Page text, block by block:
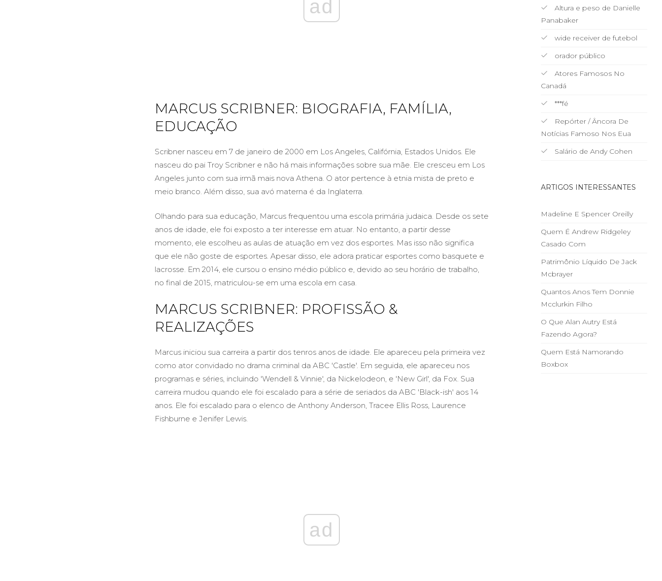
ad
MARCUS SCRIBNER: BIOGRAFIA, FAMÍLIA,
EDUCAÇÃO
Scribner nasceu em 7 de janeiro de 2000 em Los Angeles, Califórnia, Estados Unidos. Ele
nasceu do pai Troy Scribner e não há mais informações sobre sua mãe. Ele cresceu em Los
Angeles junto com sua irmã mais nova Athena. O ator pertence à etnia mista de preto e
meio branco. Além disso, sua avó materna é da Inglaterra.
Olhando para sua educação, Marcus frequentou uma escola primária judaica. Desde os sete
anos de idade, ele foi exposto a ter interesse em atuar. No entanto, a partir desse
momento, ele escolheu as aulas de atuação em vez dos esportes. Mas isso não significa
que ele não goste de esportes. Apesar disso, ele adora praticar esportes como basquete e
lacrosse. Em 2014, ele cursou o ensino médio público e, devido ao seu horário de trabalho,
no final de 2015, matriculou-se em uma escola em casa.
MARCUS SCRIBNER: PROFISSÃO &
REALIZAÇÕES
Marcus iniciou sua carreira a partir dos tenros anos de idade. Ele apareceu pela primeira vez
como ator convidado no drama criminal da ABC 'Castle'. Em seguida, ele apareceu nos
programas e séries, incluindo 'Wendell & Vinnie', da Nickelodeon, e 'New Girl', da Fox. Sua
carreira mudou quando ele foi escalado para a série de seriados da ABC 'Black-ish' aos 14
anos. Ele foi escalado para o elenco de Anthony Anderson, Tracee Ellis Ross, Laurence
Fishburne e Jenifer Lewis.
ad
Altura e peso de Danielle
Panabaker
wide receiver de futebol
orador público
Atores Famosos No
Canadá
***fé
Repórter / Âncora De
Notícias Famoso Nos Eua
Salário de Andy Cohen
ARTIGOS INTERESSANTES
Madeline E Spencer Oreilly
Quem É Andrew Ridgeley
Casado Com
Patrimônio Líquido De Jack
Mcbrayer
Quantos Anos Tem Donnie
Mcclurkin Filho
O Que Alan Autry Está
Fazendo Agora?
Quem Está Namorando
Boxbox